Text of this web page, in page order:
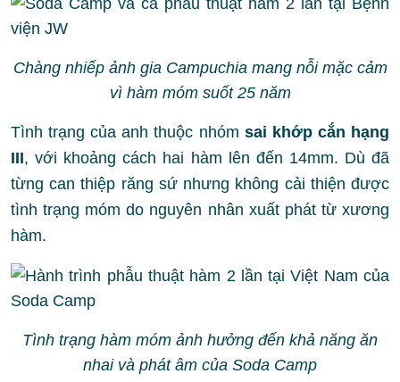
Chàng nhiếp ảnh gia Campuchia mang nỗi mặc cảm
vì hàm móm suốt 25 năm
Tình trạng của anh thuộc nhóm sai khớp cắn hạng
III, với khoảng cách hai hàm lên đến 14mm. Dù đã
từng can thiệp răng sứ nhưng không cải thiện được
tình trạng móm do nguyên nhân xuất phát từ xương
hàm.
Tình trạng hàm móm ảnh hưởng đến khả năng ăn
nhai và phát âm của Soda Camp